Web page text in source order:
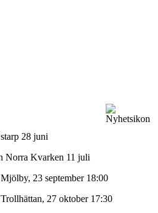
28 juni
Norra Kvarken 11 juli
23 september 18:00
27 oktober 17:30